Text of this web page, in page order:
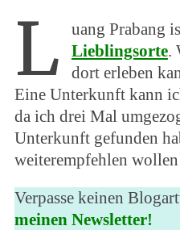
L
uang Prabang
Lieblingsorte.
dort erleben
Eine Unterkunft kann
da ich drei Mal
Unterkunft gefunden
weiterempfehlen
Verpasse keinen
meinen Newsletter!